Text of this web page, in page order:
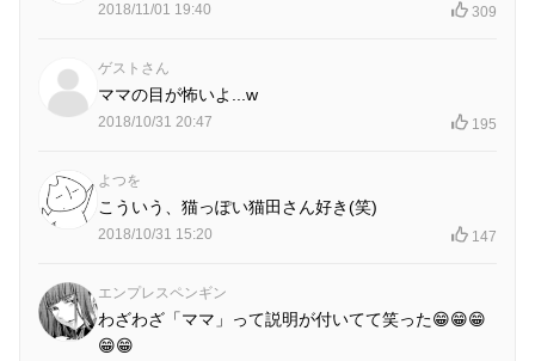
2018/11/01 19:40 309
ゲストさん
ママの目が怖いよ...w
2018/10/31 20:47 195
よつを
こういう、猫っぽい猫田さん好き(笑)
2018/10/31 15:20 147
エンプレスペンギン
わざわざ「ママ」って説明が付いてて笑った😁😁😁
😁😁